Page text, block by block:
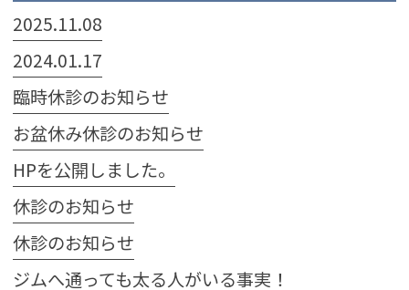
2025.11.08
2024.01.17
臨時休診のお知らせ
お盆休み休診のお知らせ
HPを公開しました。
休診のお知らせ
休診のお知らせ
ジムへ通っても太る人がいる事実！